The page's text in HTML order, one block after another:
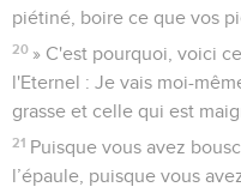
piétiné, boire ce que vos
20 » C'est pourquoi, voici
l'Eternel : Je vais moi-
grasse et celle qui est
21 Puisque vous avez
l’épaule, puisque vous